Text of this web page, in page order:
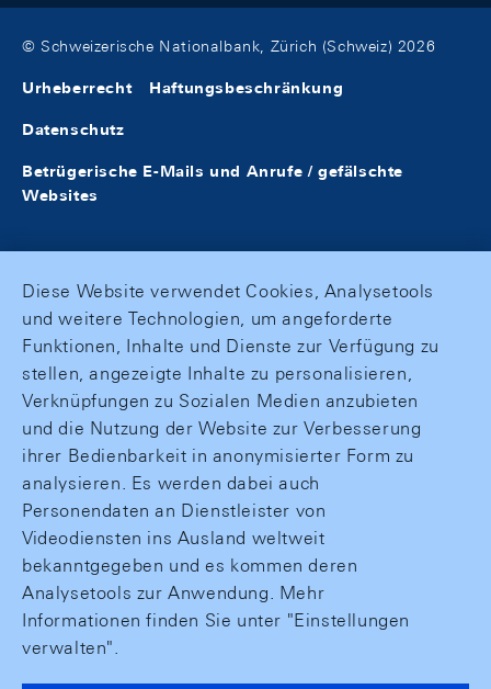
© Schweizerische Nationalbank, Zürich (Schweiz) 2026
Urheberrecht Haftungsbeschränkung
Datenschutz
Betrügerische E-Mails und Anrufe / gefälschte
Websites
Diese Website verwendet Cookies, Analysetools
und weitere Technologien, um angeforderte
Funktionen, Inhalte und Dienste zur Verfügung zu
stellen, angezeigte Inhalte zu personalisieren,
Verknüpfungen zu Sozialen Medien anzubieten
und die Nutzung der Website zur Verbesserung
ihrer Bedienbarkeit in anonymisierter Form zu
analysieren. Es werden dabei auch
Personendaten an Dienstleister von
Videodiensten ins Ausland weltweit
bekanntgegeben und es kommen deren
Analysetools zur Anwendung. Mehr
Informationen finden Sie unter "Einstellungen
verwalten".